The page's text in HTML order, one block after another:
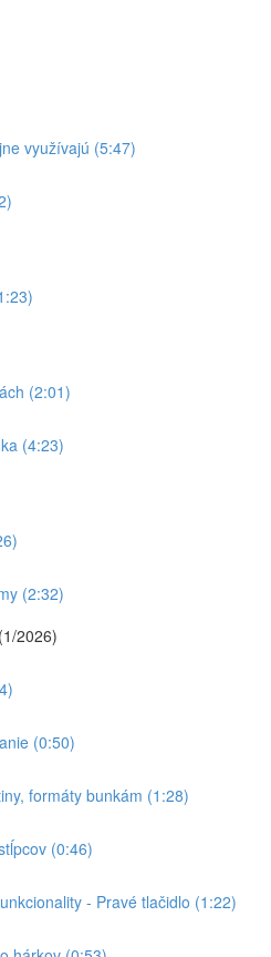
využívajú (5:47)
(2:01)
(4:23)
(2:32)
2026)
(0:50)
formáty bunkám (1:28)
(0:46)
- Pravé tlačidlo (1:22)